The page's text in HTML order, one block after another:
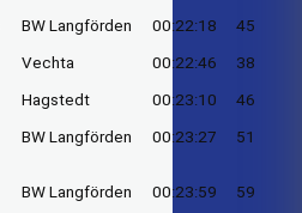
BW Langförden 00:22:18 45
Vechta 00:22:46 38
Hagstedt 00:23:10 46
BW Langförden 00:23:27 51
BW Langförden 00:23:59 59